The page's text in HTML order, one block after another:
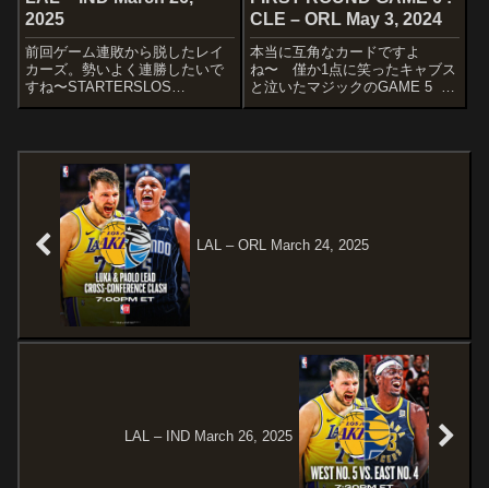
2025
前回ゲーム連敗から脱したレイ
カーズ。勢いよく連勝したいで
すね〜STARTERSLOS
ANGELES LAKERS Rui
Donc...
CLE – ORL May 3, 2024
本当に互角なカードですよ
ね〜 僅か1点に笑ったキャブス
と泣いたマジックのGAME 5 さ
ぁ、激戦必至の好カードの行方
MobleyMarcus Morris Sr....
LAL – ORL March 24, 2025
LAL – IND March 26, 2025